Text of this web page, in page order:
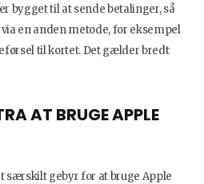
bygget til at sende betalinger, så
en anden metode, for eksempel
til kortet. Det gælder bredt
AT BRUGE APPLE
særskilt gebyr for at bruge Apple